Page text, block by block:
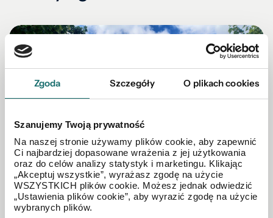
Zgoda Szczegóły O plikach cookies
Szanujemy Twoją prywatność
Na naszej stronie używamy plików cookie, aby zapewnić
Ci najbardziej dopasowane wrażenia z jej użytkowania
oraz do celów analizy statystyk i marketingu. Klikając
„Akceptuj wszystkie”, wyrażasz zgodę na użycie
WSZYSTKICH plików cookie. Możesz jednak odwiedzić
„Ustawienia plików cookie”, aby wyrazić zgodę na użycie
wybranych plików.